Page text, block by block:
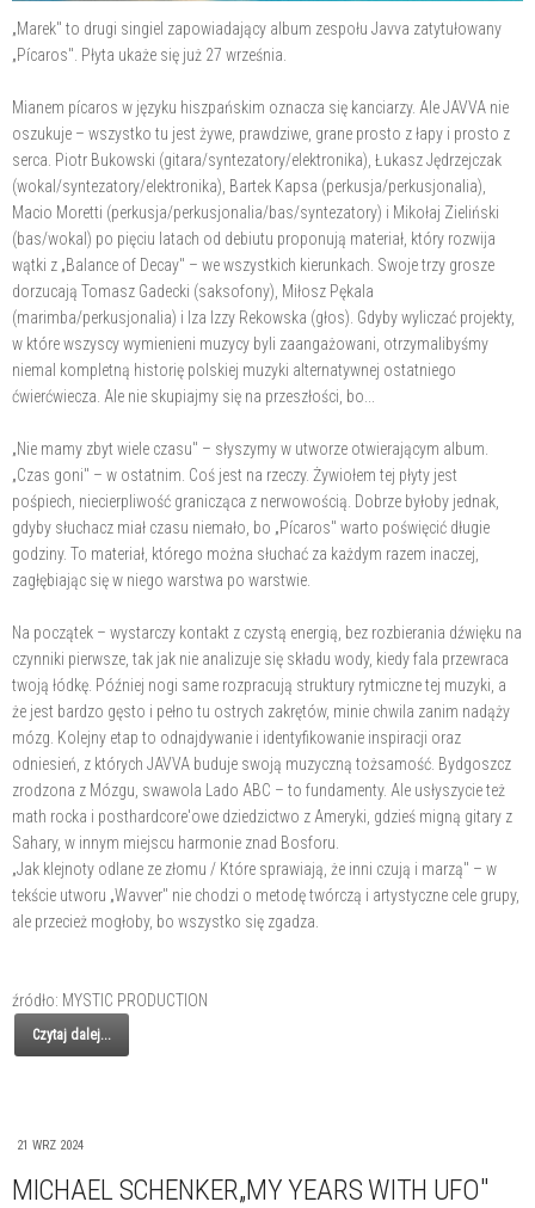
„Marek" to drugi singiel zapowiadający album zespołu Javva zatytułowany
„Pícaros". Płyta ukaże się już 27 września.
Mianem pícaros w języku hiszpańskim oznacza się kanciarzy. Ale JAVVA nie
oszukuje – wszystko tu jest żywe, prawdziwe, grane prosto z łapy i prosto z
serca. Piotr Bukowski (gitara/syntezatory/elektronika), Łukasz Jędrzejczak
(wokal/syntezatory/elektronika), Bartek Kapsa (perkusja/perkusjonalia),
Macio Moretti (perkusja/perkusjonalia/bas/syntezatory) i Mikołaj Zieliński
(bas/wokal) po pięciu latach od debiutu proponują materiał, który rozwija
wątki z „Balance of Decay" – we wszystkich kierunkach. Swoje trzy grosze
dorzucają Tomasz Gadecki (saksofony), Miłosz Pękala
(marimba/perkusjonalia) i Iza Izzy Rekowska (głos). Gdyby wyliczać projekty,
w które wszyscy wymienieni muzycy byli zaangażowani, otrzymalibyśmy
niemal kompletną historię polskiej muzyki alternatywnej ostatniego
ćwierćwiecza. Ale nie skupiajmy się na przeszłości, bo...
„Nie mamy zbyt wiele czasu" – słyszymy w utworze otwierającym album.
„Czas goni" – w ostatnim. Coś jest na rzeczy. Żywiołem tej płyty jest
pośpiech, niecierpliwość granicząca z nerwowością. Dobrze byłoby jednak,
gdyby słuchacz miał czasu niemało, bo „Pícaros" warto poświęcić długie
godziny. To materiał, którego można słuchać za każdym razem inaczej,
zagłębiając się w niego warstwa po warstwie.
Na początek – wystarczy kontakt z czystą energią, bez rozbierania dźwięku na
czynniki pierwsze, tak jak nie analizuje się składu wody, kiedy fala przewraca
twoją łódkę. Później nogi same rozpracują struktury rytmiczne tej muzyki, a
że jest bardzo gęsto i pełno tu ostrych zakrętów, minie chwila zanim nadąży
mózg. Kolejny etap to odnajdywanie i identyfikowanie inspiracji oraz
odniesień, z których JAVVA buduje swoją muzyczną tożsamość. Bydgoszcz
zrodzona z Mózgu, swawola Lado ABC – to fundamenty. Ale usłyszycie też
math rocka i posthardcore'owe dziedzictwo z Ameryki, gdzieś migną gitary z
Sahary, w innym miejscu harmonie znad Bosforu.
„Jak klejnoty odlane ze złomu / Które sprawiają, że inni czują i marzą" – w
tekście utworu „Wavver" nie chodzi o metodę twórczą i artystyczne cele grupy,
ale przecież mogłoby, bo wszystko się zgadza.
źródło: MYSTIC PRODUCTION
Czytaj dalej...
21 WRZ 2024
MICHAEL SCHENKER„MY YEARS WITH UFO"